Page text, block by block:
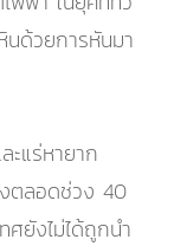
ด้วยการหันมา
ะแร่หายาก
ตลอดช่วง 40
ศยังไม่ได้ถูกนำ